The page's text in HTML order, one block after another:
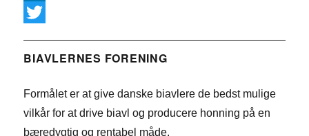
a
e
o
L
n
e
w
t
BIAVLERNES FORENING
Formålet er at give danske biavlere de bedst mulige
vilkår for at drive biavl og producere honning på en
bæredygtig og rentabel måde.